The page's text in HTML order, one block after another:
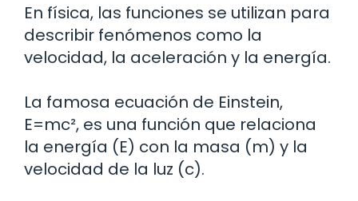
En física, las funciones se utilizan para
describir fenómenos como la
velocidad, la aceleración y la energía.
La famosa ecuación de Einstein,
E=mc², es una función que relaciona
la energía (E) con la masa (m) y la
velocidad de la luz (c).